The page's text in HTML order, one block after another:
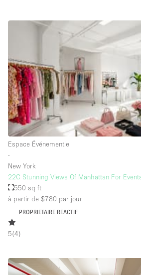
Réserve
Salle de Bain
Smoking Area
Soundproof
Style Haussmannien
Style Industriel
Sur Rue
Système de sécurité
Terrace
Toilettes
Équipement de bureau
Espace Événementiel
∙
New York
22C Stunning Views Of Manhattan For
550 sq ft
à partir de $780 par jour
PROPRIÉTAIRE RÉACTIF
5(4)